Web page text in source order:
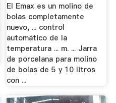
El Emax es un molino de
bolas completamente
nuevo, ... control
automático de la
temperatura ... m. ... Jarra
de porcelana para molino
de bolas de 5 y 10 litros
con ...